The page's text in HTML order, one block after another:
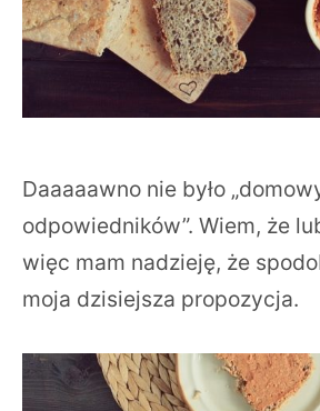
Daaaaawno nie było
odpowiedników”. Wiem, że
więc mam nadzieję, że
moja dzisiejsza propozycja.